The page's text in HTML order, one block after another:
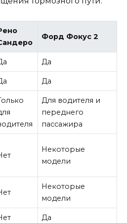
Форд Фокус 2
Да
Да
Для водителя и
переднего
пассажира
Некоторые
модели
Некоторые
модели
Да